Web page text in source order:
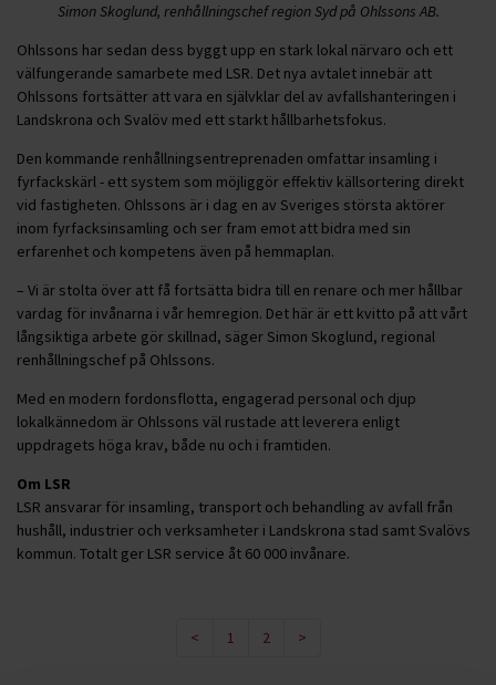
Simon Skoglund, renhållningschef region Syd på Ohlssons AB.
Ohlssons har sedan dess byggt upp en stark lokal närvaro och ett
välfungerande samarbete med LSR. Det nya avtalet innebär att
Ohlssons fortsätter att vara en självklar del av avfallshanteringen i
Landskrona och Svalöv med ett starkt hållbarhetsfokus.
Den kommande renhållningsentreprenaden omfattar insamling i
fyrfackskärl - ett system som möjliggör effektiv källsortering direkt
vid fastigheten. Ohlssons är i dag en av Sveriges största aktörer
inom fyrfacksinsamling och ser fram emot att bidra med sin
erfarenhet och kompetens även på hemmaplan.
– Vi är stolta över att få fortsätta bidra till en renare och mer hållbar
vardag för invånarna i vår hemregion. Det här är ett kvitto på att vårt
långsiktiga arbete gör skillnad, säger Simon Skoglund, regional
renhållningschef på Ohlssons.
Med en modern fordonsflotta, engagerad personal och djup
lokalkännedom är Ohlssons väl rustade att leverera enligt
uppdragets höga krav, både nu och i framtiden.
Om LSR
LSR ansvarar för insamling, transport och behandling av avfall från
hushåll, industrier och verksamheter i Landskrona stad samt Svalövs
kommun. Totalt ger LSR service åt 60 000 invånare.
< 1 2 >